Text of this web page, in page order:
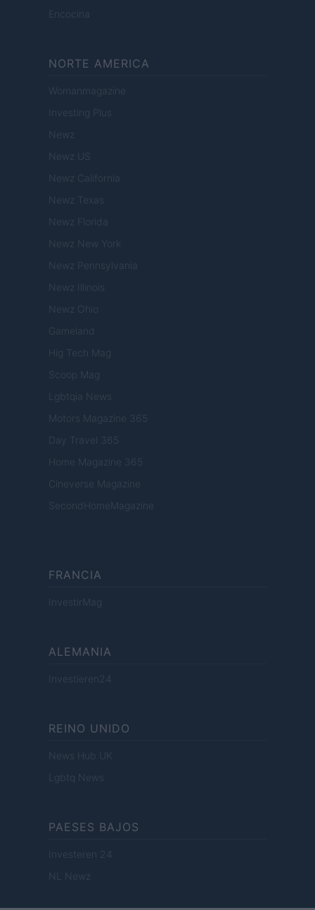
Encocina
NORTE AMERICA
Womanmagazine
Investing Plus
Newz
Newz US
Newz California
Newz Texas
Newz Florida
Newz New York
Newz Pennsylvania
Newz Illinois
Newz Ohio
Gameland
Hig Tech Mag
Scoop Mag
Lgbtqia News
Motors Magazine 365
Day Travel 365
Home Magazine 365
Cineverse Magazine
SecondHomeMagazine
FRANCIA
InvestirMag
ALEMANIA
Investieren24
REINO UNIDO
News Hub UK
Lgbtq News
PAESES BAJOS
Investeren 24
NL Newz